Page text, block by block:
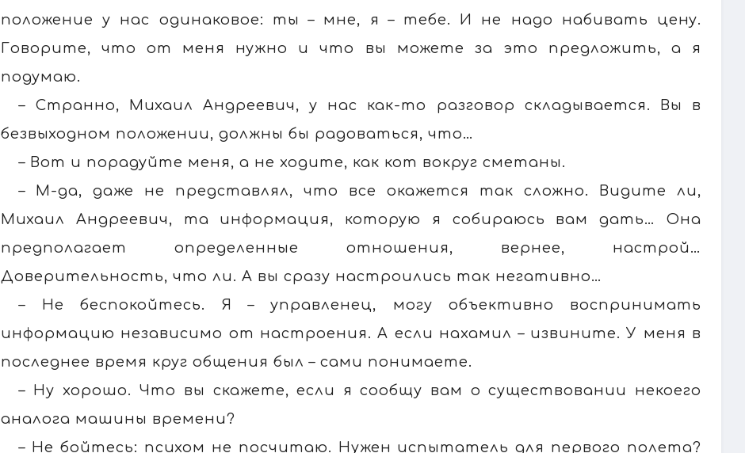
положение у нас одинаковое: ты – мне, я – тебе. И не надо набивать цену.
Говорите, что от меня нужно и что вы можете за это предложить, а я
подумаю.
– Странно, Михаил Андреевич, у нас как-то разговор складывается. Вы в
безвыходном положении, должны бы радоваться, что…
– Вот и порадуйте меня, а не ходите, как кот вокруг сметаны.
– М-да, даже не представлял, что все окажется так сложно. Видите ли,
Михаил Андреевич, та информация, которую я собираюсь вам дать… Она
предполагает определенные отношения, вернее, настрой…
Доверительность, что ли. А вы сразу настроились так негативно…
– Не беспокойтесь. Я – управленец, могу объективно воспринимать
информацию независимо от настроения. А если нахамил – извините. У меня в
последнее время круг общения был – сами понимаете.
– Ну хорошо. Что вы скажете, если я сообщу вам о существовании некоего
аналога машины времени?
– Не бойтесь: психом не посчитаю. Нужен испытатель для первого полета?